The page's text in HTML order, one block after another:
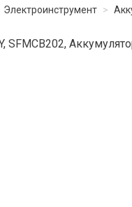
Электроинструмент >